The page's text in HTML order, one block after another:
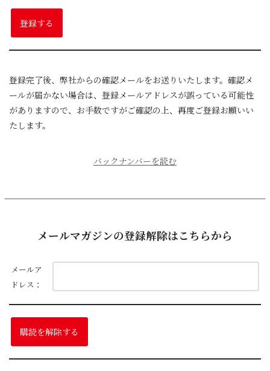
登録完了後、弊社からの確認メールをお送りいたします。確認メ
ールが届かない場合は、登録メールアドレスが誤っている可能性
がありますので、お手数ですがご確認の上、再度ご登録お願いい
たします。
バックナンバーを読む
メールマガジンの登録解除はこちらから
メールア
ドレス：